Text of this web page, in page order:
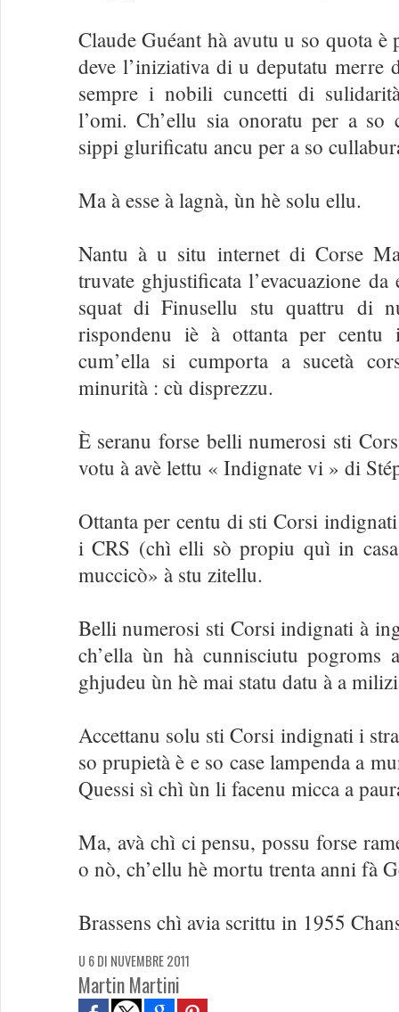
Claude Guéant hà avutu u so quota
deve l’iniziativa di u deputatu merre
sempre i nobili cuncetti di
l’omi. Ch’ellu sia onoratu per a so
sippi glurificatu ancu per a so
Ma à esse à lagnà, ùn hè solu ellu.
Nantu à u situ internet di Corse
truvate ghjustificata l’evacuazione
squat di Finusellu stu quattru di
rispondenu iè à ottanta per centu
cum’ella si cumporta a sucetà
minurità : cù disprezzu.
È seranu forse belli numerosi sti
votu à avè lettu « Indignate vi » di
Ottanta per centu di sti Corsi
i CRS (chì elli sò propiu quì in
muccicò» à stu zitellu.
Belli numerosi sti Corsi indignati à
ch’ella ùn hà cunnisciutu pogroms
ghjudeu ùn hè mai statu datu à a
Accettanu solu sti Corsi indignati i
so prupietà è e so case lampenda a
Quessi sì chì ùn li facenu micca a
Ma, avà chì ci pensu, possu forse
o nò, ch’ellu hè mortu trenta anni fà
Brassens chì avia scrittu in 1955
U 6 DI NUVEMBRE 2011
Martin Martini